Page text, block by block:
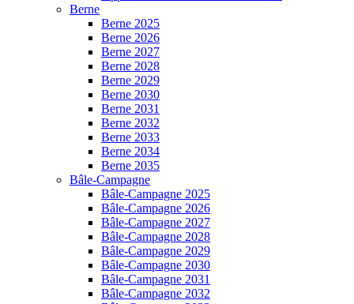
Berne
Berne 2025
Berne 2026
Berne 2027
Berne 2028
Berne 2029
Berne 2030
Berne 2031
Berne 2032
Berne 2033
Berne 2034
Berne 2035
Bâle-Campagne
Bâle-Campagne 2025
Bâle-Campagne 2026
Bâle-Campagne 2027
Bâle-Campagne 2028
Bâle-Campagne 2029
Bâle-Campagne 2030
Bâle-Campagne 2031
Bâle-Campagne 2032